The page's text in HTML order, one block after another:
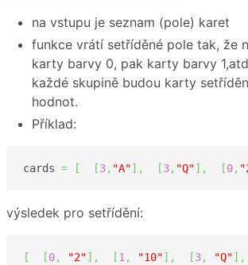
na vstupu je seznam (pole) karet
funkce vrátí setříděné pole tak, že
karty barvy 0, pak karty barvy
každé skupině budou karty
hodnot.
Příklad:
cards = [ [3, "A"] , [3, "Q"] , [0,
výsledek pro setřídění:
[ [0, "2"] , [1 , "10"] , [3, "Q"] ,